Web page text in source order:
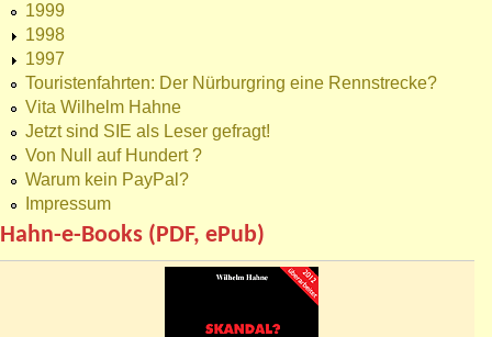
1999
1998
1997
Touristenfahrten: Der Nürburgring eine Rennstrecke?
Vita Wilhelm Hahne
Jetzt sind SIE als Leser gefragt!
Von Null auf Hundert ?
Warum kein PayPal?
Impressum
Hahn-e-Books (PDF, ePub)